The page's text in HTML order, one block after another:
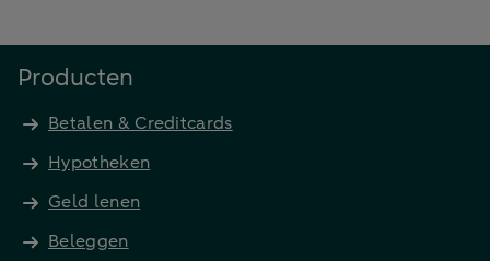
Producten
Betalen & Creditcards
Hypotheken
Geld lenen
Beleggen